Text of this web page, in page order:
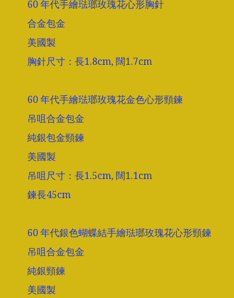
60 年代手繪琺瑯玫瑰花心形胸針
合金包金
美國製
胸針尺寸：長1.8cm, 闊1.7cm
60 年代手繪琺瑯玫瑰花金色心形頸鍊
吊咀合金包金
純銀包金頸鍊
美國製
吊咀尺寸：長1.5cm, 闊1.1cm
鍊長45cm
60 年代銀色蝴蝶結手繪琺瑯玫瑰花心形頸鍊
吊咀合金包金
純銀頸鍊
美國製